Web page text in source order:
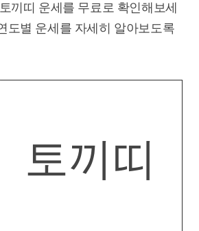
끼띠 운세를 무료로 확인해보세
도별 운세를 자세히 알아보도록
토끼띠